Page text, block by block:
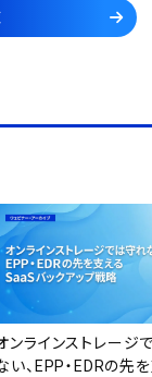
ンラインストレージ
い、EPP・EDRの先